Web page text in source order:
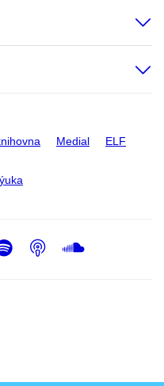
Medial ELF
Spotify
Podcast